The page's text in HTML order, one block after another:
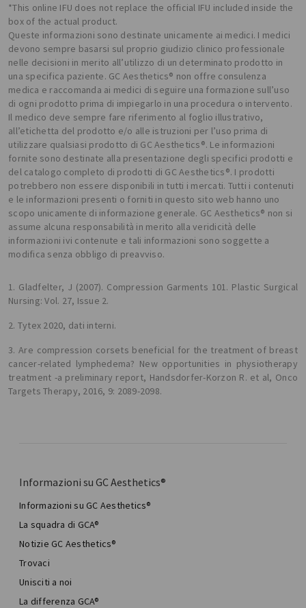
*This online IFU does not replace the official IFU included inside the
box of the actual product.
Queste informazioni sono destinate unicamente ai medici. I medici
devono sempre basarsi sul proprio giudizio clinico professionale
nelle decisioni in merito all’utilizzo di un determinato prodotto in
una specifica paziente. GC Aesthetics® non offre consulenza
medica e raccomanda ai medici di seguire una formazione sull’uso
di ogni prodotto prima di impiegarlo in una procedura o intervento.
Il medico deve sempre fare riferimento al foglio illustrativo,
all’etichetta del prodotto e/o alle istruzioni per l’uso prima di
utilizzare qualsiasi prodotto di GC Aesthetics®. Le informazioni
fornite sono destinate alla presentazione degli specifici prodotti e
del catalogo completo di prodotti di GC Aesthetics®. I prodotti
potrebbero non essere disponibili in tutti i mercati. Tutti i contenuti
e le informazioni presenti o forniti in questo sito web hanno uno
scopo unicamente di informazione generale. GC Aesthetics® non si
assume alcuna responsabilità in merito alla veridicità delle
informazioni ivi contenute e tali informazioni sono soggette a
modifica senza obbligo di preavviso.
1. Gladfelter, J (2007). Compression Garments 101. Plastic Surgical
Nursing: Vol. 27, Issue 2.
2. Tytex 2020, dati interni.
3. Are compression corsets beneficial for the treatment of breast
cancer-related lymphedema? New opportunities in physiotherapy
treatment -a preliminary report, Handsdorfer-Korzon R. et al, Onco
Targets Therapy, 2016, 9: 2089-2098.
Informazioni su GC Aesthetics®
Informazioni su GC Aesthetics®
La squadra di GCA®
Notizie GC Aesthetics®
Trovaci
Unisciti a noi
La differenza GCA®